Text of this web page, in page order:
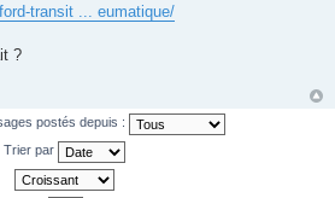
transit ... eumatique/
?
postés depuis :
Trier par